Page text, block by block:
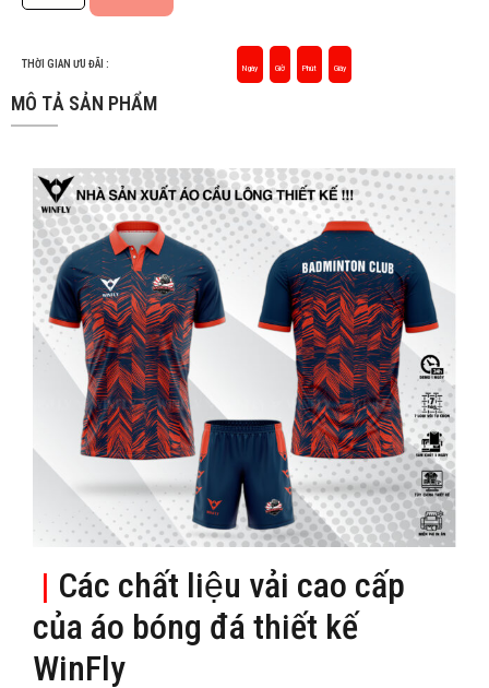
THỜI GIAN ƯU ĐÃI : Ngày Giờ Phút Giây
MÔ TẢ SẢN PHẨM
| Các chất liệu vải cao cấp
của áo bóng đá thiết kế
WinFly